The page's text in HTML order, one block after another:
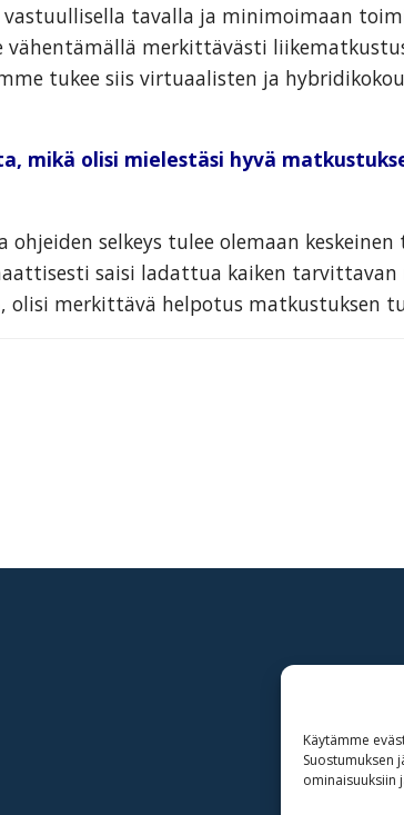
Käytämme
Suostumuksen
ominaisuuksiin
tavalla ja minimoimaan
merkittävästi
tukee siis virtuaalisten ja
mikä olisi mielestäsi hyvä
selkeys tulee olemaan keskeinen
saisi ladattua kaiken
olisi merkittävä helpotus matkustuksen